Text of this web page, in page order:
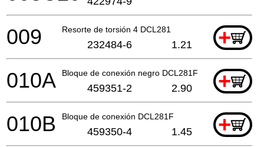
Resorte de torsión 4 DCL281 +
009 232484-6 1.21
Bloque de conexión negro DCL281F +
010A 459351-2 2.90
Bloque de conexión DCL281F +
010B 459350-4 1.45